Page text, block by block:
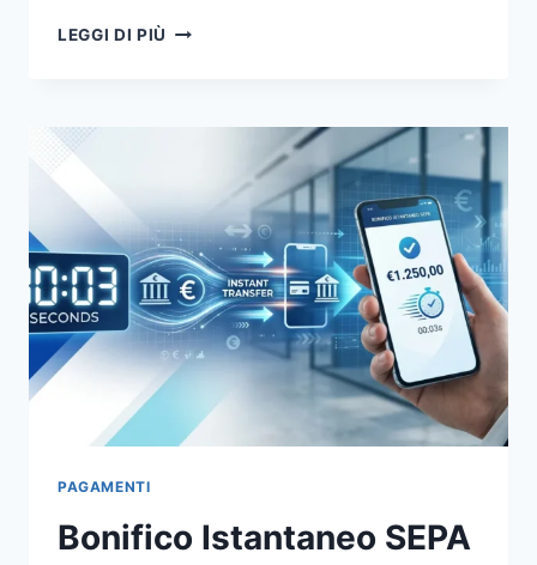
LEGGI DI PIÙ CARTA
PAGARE
COMPRARE
2026
PAGAMENTI
Bonifico Istantaneo SEPA